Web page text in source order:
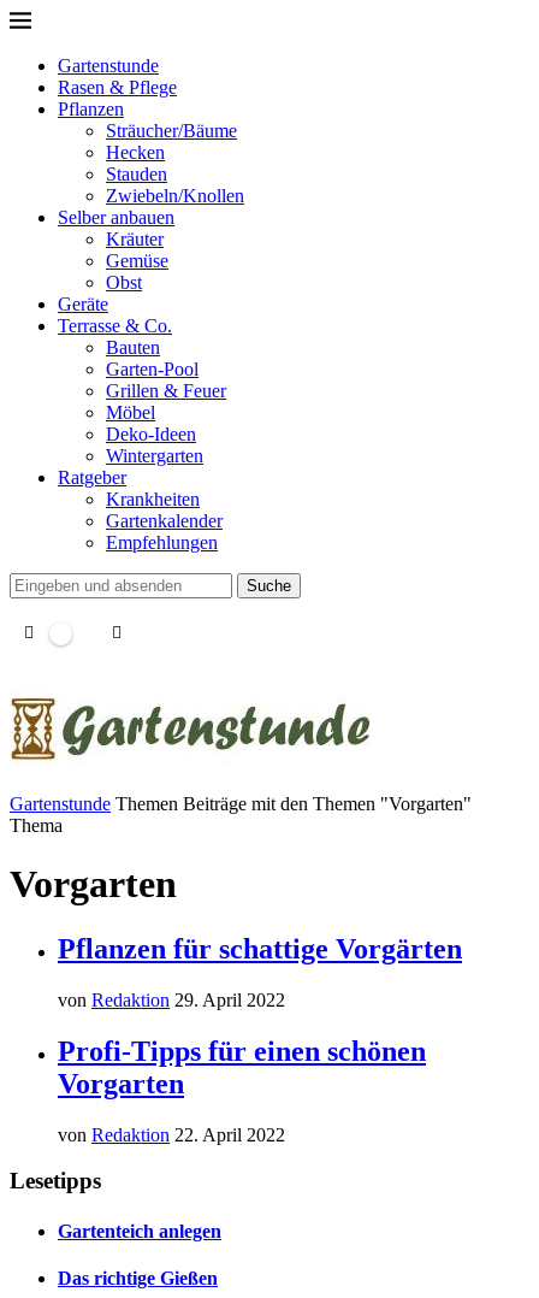
Gartenstunde
Rasen & Pflege
Pflanzen
Sträucher/Bäume
Hecken
Stauden
Zwiebeln/Knollen
Selber anbauen
Kräuter
Gemüse
Obst
Geräte
Terrasse & Co.
Bauten
Garten-Pool
Grillen & Feuer
Möbel
Deko-Ideen
Wintergarten
Ratgeber
Krankheiten
Gartenkalender
Empfehlungen
Suche
Gartenstunde Themen Beiträge mit den Themen "Vorgarten"
Thema
Vorgarten
Pflanzen für schattige Vorgärten
von Redaktion 29. April 2022
Profi-Tipps für einen schönen
Vorgarten
von Redaktion 22. April 2022
Lesetipps
Gartenteich anlegen
Das richtige Gießen